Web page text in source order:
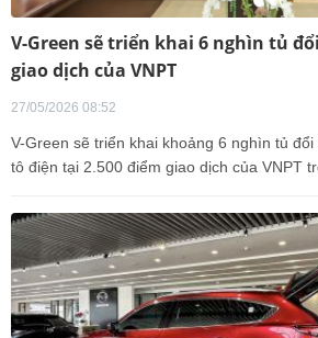
V-Green sẽ triển khai 6 nghìn tủ
giao dịch của VNPT
27/05/2026 08:52
V-Green sẽ triển khai khoảng 6 nghìn tủ
tô điện tại 2.500 điểm giao dịch của VNPT